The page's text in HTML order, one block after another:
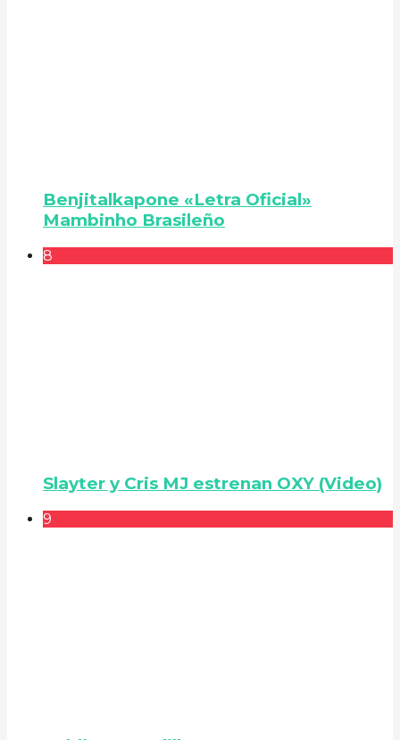
Benjitalkapone «Letra Oficial»
Mambinho Brasileño
8
Slayter y Cris MJ estrenan OXY (Video)
9